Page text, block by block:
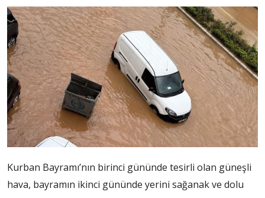
Kurban Bayramı’nın birinci gününde tesirli olan güneşli
hava, bayramın ikinci gününde yerini sağanak ve dolu